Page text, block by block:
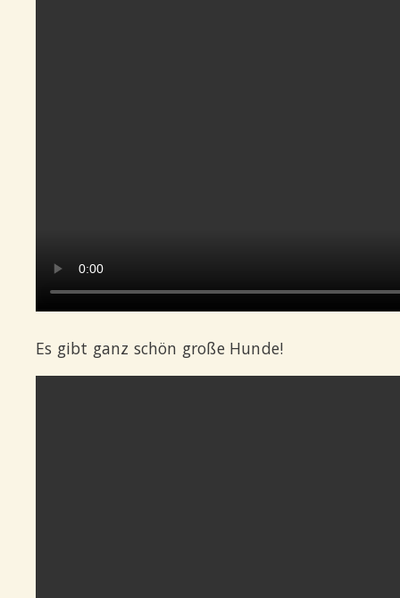
Es gibt ganz schön große Hunde!